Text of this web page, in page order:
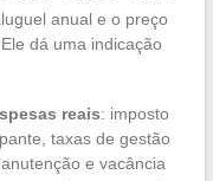
anual e o preço
dá uma indicação
reais: imposto
taxas de gestão
e vacância